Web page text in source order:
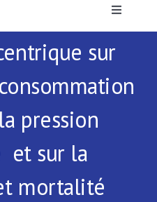
Toggle
sur
pression
et sur la
mortalité